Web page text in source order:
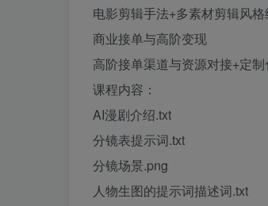
电影剪辑手法+多素材剪辑风格
商业接单与高阶变现
高阶接单渠道与资源对接+定
课程内容：
AI漫剧介绍.txt
分镜表提示词.txt
分镜场景.png
人物生图的提示词描述词.txt